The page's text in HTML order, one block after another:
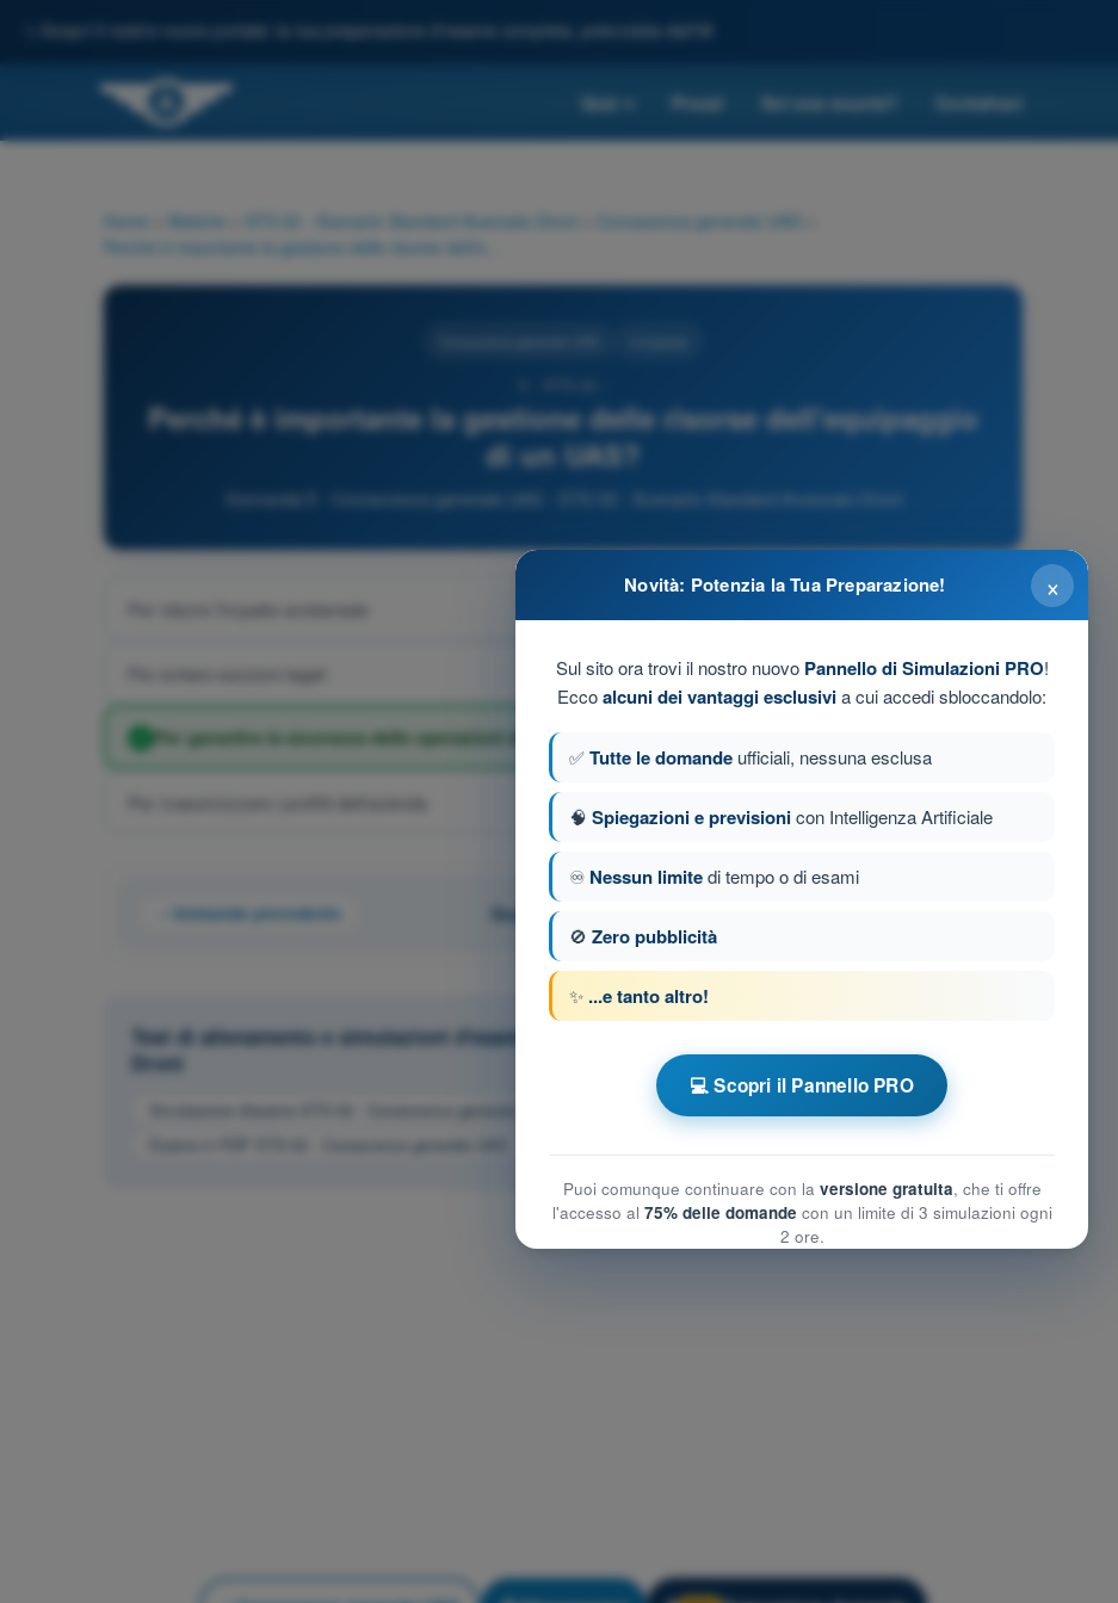
Scopri il nostro nuovo portale: la tua preparazione d'esame completa, potenziata dall'IA
Quiz Prezzi Sei una scuola? Contattaci
Home Materie STS 02 - Scenario Standard Avanzato Droni Conoscenza generale UAS
Perché è importante la gestione delle risorse dell'equipaggio
di un UAS?
Domanda 5 - Conoscenza generale UAS - STS 02 - Scenario Standard Avanzato Droni
Per ridurre l'impatto ambientale
Per evitare sanzioni legali
Per garantire la sicurezza delle operazioni di volo
Per massimizzare i profitti dell'azienda
Domanda precedente Domanda 5 di 45
Test di allenamento e simulazioni d'esame a tempo STS 02 - Scenario Standard Avanzato
Droni
Allenamento STS-02 - Conoscenza generale UAS
Esame in PDF STS-02 - Conoscenza generale UAS
×
Novità: Potenzia la Tua Preparazione!
Sul sito ora trovi il nostro nuovo Pannello di Simulazioni PRO!
Eccoalcuni dei vantaggi esclusivia cui accedi sbloccandolo:
✅Tutte le domande ufficiali, nessuna esclusa
🧠 Spiegazioni e previsionicon Intelligenza Artificiale
♾️ Nessun limitedi tempo o di esami
🚫 Zero pubblicità
✨ ...e tanto altro!
💻 Scopri il Pannello PRO
Puoi comunque continuare con la versione gratuita, che ti offre
l'accesso al 75% delle domande con un limite di 3 simulazioni ogni
2 ore.